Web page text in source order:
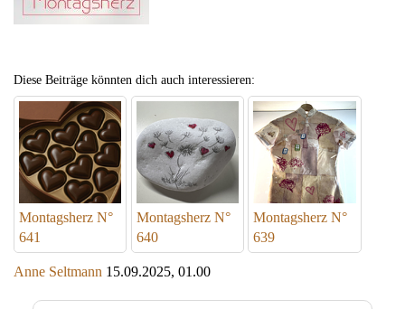
Diese Beiträge könnten dich auch interessieren:
Montagsherz N°
641
Montagsherz N°
640
Montagsherz N°
639
Anne Seltmann 15.09.2025, 01.00